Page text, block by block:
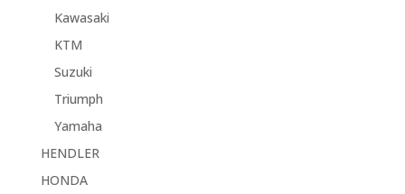
Kawasaki
KTM
Suzuki
Triumph
Yamaha
HENDLER
HONDA